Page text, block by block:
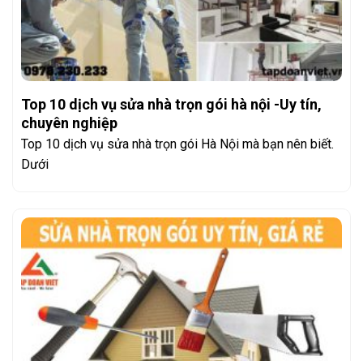
Top 10 dịch vụ sửa nhà trọn gói hà nội -Uy tín,
chuyên nghiệp
Top 10 dịch vụ sửa nhà trọn gói Hà Nội mà bạn nên biết.
Dưới